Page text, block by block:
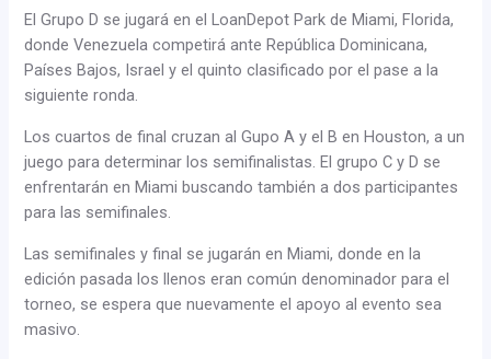
El Grupo D se jugará en el LoanDepot Park de Miami, Florida,
donde Venezuela competirá ante República Dominicana,
Países Bajos, Israel y el quinto clasificado por el pase a la
siguiente ronda.
Los cuartos de final cruzan al Gupo A y el B en Houston, a un
juego para determinar los semifinalistas. El grupo C y D se
enfrentarán en Miami buscando también a dos participantes
para las semifinales.
Las semifinales y final se jugarán en Miami, donde en la
edición pasada los llenos eran común denominador para el
torneo, se espera que nuevamente el apoyo al evento sea
masivo.